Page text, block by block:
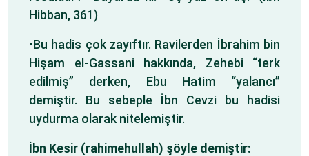
Hibban, 361)
•Bu hadis çok zayıftır. Ravilerden İbrahim bin
Hişam el-Gassani hakkında, Zehebi “terk
edilmiş” derken, Ebu Hatim “yalancı”
demiştir. Bu sebeple İbn Cevzi bu hadisi
uydurma olarak nitelemiştir.
İbn Kesir (rahimehullah) şöyle demiştir: